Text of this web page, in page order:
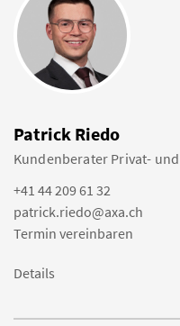
Patrick Riedo
Kundenberater Privat-
+41 44 209 61 32
patrick.riedo@axa.ch
Termin vereinbaren
Details